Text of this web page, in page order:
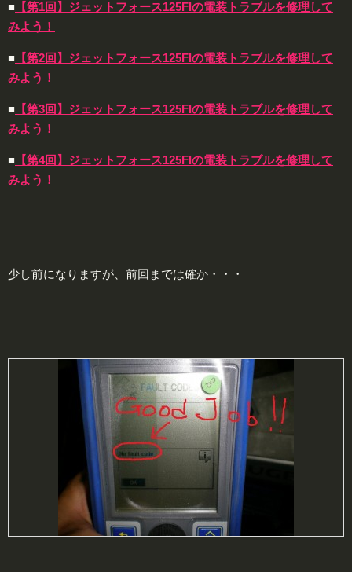
■ 【第1回】ジェットフォース125FIの電装トラブルを修理して
みよう！
■ 【第2回】ジェットフォース125FIの電装トラブルを修理して
みよう！
■ 【第3回】ジェットフォース125FIの電装トラブルを修理して
みよう！
■ 【第4回】ジェットフォース125FIの電装トラブルを修理して
みよう！
少し前になりますが、前回までは確か・・・